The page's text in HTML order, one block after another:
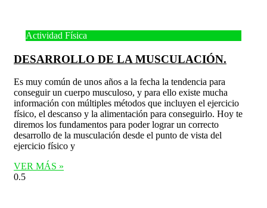
Actividad Física
DESARROLLO DE LA MUSCULACIÓN.
Es muy común de unos años a la fecha la tendencia para
conseguir un cuerpo musculoso, y para ello existe mucha
información con múltiples métodos que incluyen el ejercicio
físico, el descanso y la alimentación para conseguirlo. Hoy te
diremos los fundamentos para poder lograr un correcto
desarrollo de la musculación desde el punto de vista del
ejercicio físico y
VER MÁS »